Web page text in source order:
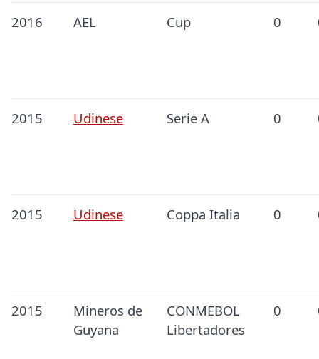
2016 AEL Cup 0
2015 Udinese Serie A 0
2015 Udinese Coppa Italia 0
2015
Mineros de
Guyana
CONMEBOL
Libertadores
0